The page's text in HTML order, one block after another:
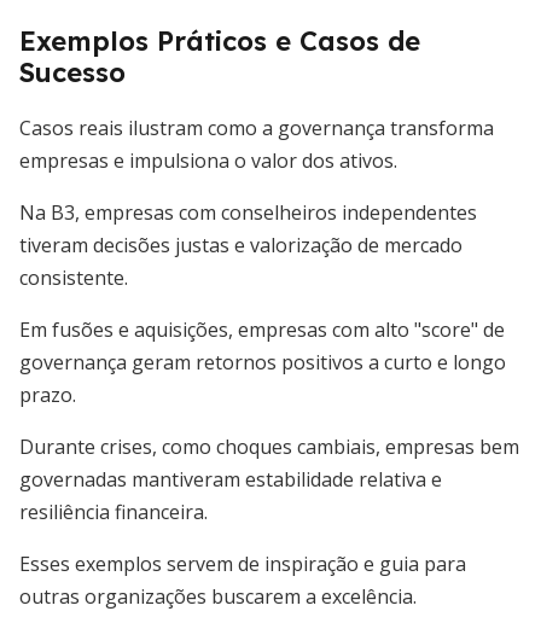
Exemplos Práticos e Casos de
Sucesso
Casos reais ilustram como a governança transforma
empresas e impulsiona o valor dos ativos.
Na B3, empresas com conselheiros independentes
tiveram decisões justas e valorização de mercado
consistente.
Em fusões e aquisições, empresas com alto "score" de
governança geram retornos positivos a curto e longo
prazo.
Durante crises, como choques cambiais, empresas bem
governadas mantiveram estabilidade relativa e
resiliência financeira.
Esses exemplos servem de inspiração e guia para
outras organizações buscarem a excelência.